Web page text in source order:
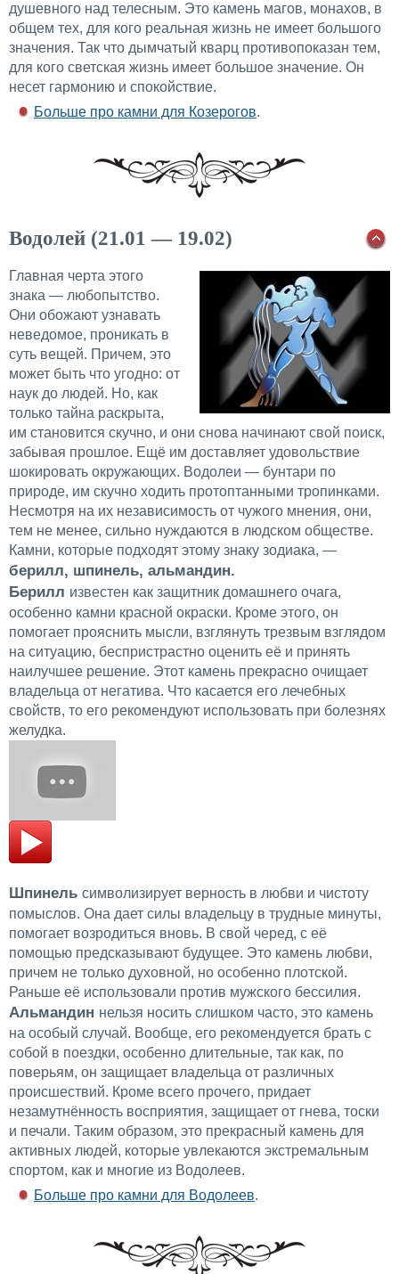
душевного над телесным. Это камень магов, монахов, в
общем тех, для кого реальная жизнь не имеет большого
значения. Так что дымчатый кварц противопоказан тем,
для кого светская жизнь имеет большое значение. Он
несет гармонию и спокойствие.
Больше про камни для Козерогов.
Водолей (21.01 — 19.02)
Главная черта этого
знака — любопытство.
Они обожают узнавать
неведомое, проникать в
суть вещей. Причем, это
может быть что угодно: от
наук до людей. Но, как
только тайна раскрыта,
им становится скучно, и они снова начинают свой поиск,
забывая прошлое. Ещё им доставляет удовольствие
шокировать окружающих. Водолеи — бунтари по
природе, им скучно ходить протоптанными тропинками.
Несмотря на их независимость от чужого мнения, они,
тем не менее, сильно нуждаются в людском обществе.
Камни, которые подходят этому знаку зодиака, —
берилл, шпинель, альмандин.
Берилл известен как защитник домашнего очага,
особенно камни красной окраски. Кроме этого, он
помогает прояснить мысли, взглянуть трезвым взглядом
на ситуацию, беспристрастно оценить её и принять
наилучшее решение. Этот камень прекрасно очищает
владельца от негатива. Что касается его лечебных
свойств, то его рекомендуют использовать при болезнях
желудка.
Шпинель символизирует верность в любви и чистоту
помыслов. Она дает силы владельцу в трудные минуты,
помогает возродиться вновь. В свой черед, с её
помощью предсказывают будущее. Это камень любви,
причем не только духовной, но особенно плотской.
Раньше её использовали против мужского бессилия.
Альмандин нельзя носить слишком часто, это камень
на особый случай. Вообще, его рекомендуется брать с
собой в поездки, особенно длительные, так как, по
поверьям, он защищает владельца от различных
происшествий. Кроме всего прочего, придает
незамутнённость восприятия, защищает от гнева, тоски
и печали. Таким образом, это прекрасный камень для
активных людей, которые увлекаются экстремальным
спортом, как и многие из Водолеев.
Больше про камни для Водолеев.